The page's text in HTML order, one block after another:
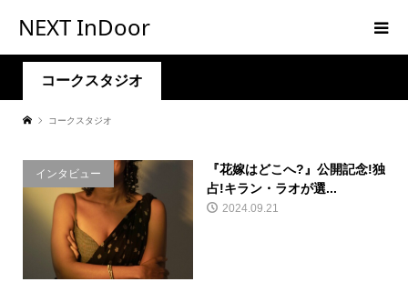
NEXT InDoor
コークスタジオ
コークスタジオ
インタビュー
『花嫁はどこへ?』公開記念!独
占!キラン・ラオが選...
2024.09.21